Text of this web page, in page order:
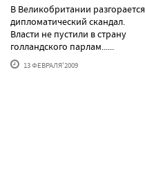
В Великобритании разгорается
дипломатический скандал.
Власти не пустили в страну
голландского парлам......
13 ФЕВРАЛЯ'2009